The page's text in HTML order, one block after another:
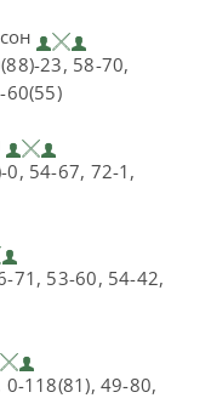
23, 58-70,
60(55)
0, 54-67, 72-1,
71, 53-60, 54-42,
118(81), 49-80,